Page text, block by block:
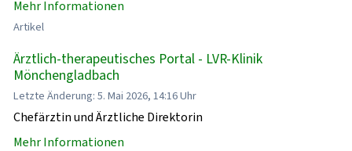
Mehr Informationen
Artikel
Ärztlich-therapeutisches Portal - LVR-Klinik
Mönchengladbach
Letzte Änderung: 5. Mai 2026, 14:16 Uhr
Chefärztin und Ärztliche Direktorin
Mehr Informationen